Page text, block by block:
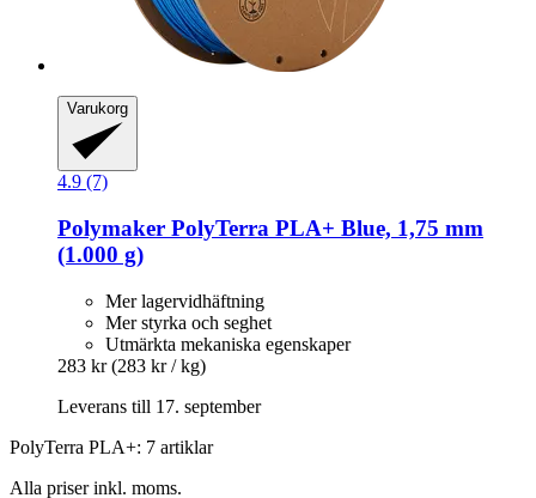
Varukorg
4.9 (7)
Polymaker PolyTerra PLA+ Blue, 1,75 mm
(1.000 g)
Mer lagervidhäftning
Mer styrka och seghet
Utmärkta mekaniska egenskaper
283 kr (283 kr / kg)
Leverans till 17. september
PolyTerra PLA+: 7 artiklar
Alla priser inkl. moms.